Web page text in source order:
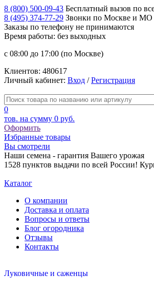
8 (800) 500-09-43 Бесплатный вызов по
8 (495) 374-77-29 Звонки по Москве и МО
Заказы по телефону не принимаются
Время работы: без выходных
с 08:00 до 17:00 (по Москве)
Клиентов: 480617
Личный кабинет: Вход /Регистрация
0
тов. на сумму 0 руб.
Оформить
Избранные товары
Вы смотрели
Наши семена - гарантия Вашего урожая
1528 пунктов выдачи по всей России!
Каталог
О компании
Доставка и оплата
Вопросы и ответы
Блог огородника
Отзывы
Контакты
Луковичные и саженцы